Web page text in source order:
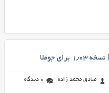
صادق محمد زاده 0 دیدگاه